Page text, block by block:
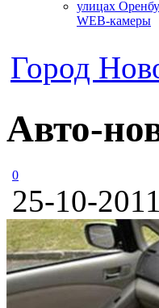
WEB-камеры
Город
Авто-
0
25-10-